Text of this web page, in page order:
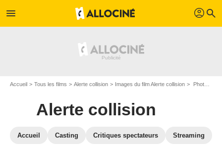
menu profil search
Accueil Tous les films Alerte collision Images du film Alerte collision Photo du film Alerte collision - Photo 6
Alerte collision
Accueil Casting Critiques spectateurs Streaming